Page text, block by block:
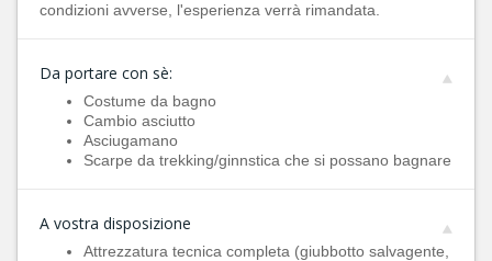
condizioni avverse, l'esperienza verrà rimandata.
Da portare con sè:
Costume da bagno
Cambio asciutto
Asciugamano
Scarpe da trekking/ginnstica che si possano bagnare
A vostra disposizione
Attrezzatura tecnica completa (giubbotto salvagente,